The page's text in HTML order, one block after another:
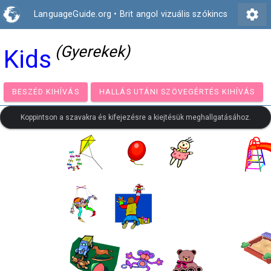
LanguageGuide.org • Brit angol vizuális szókincs settings
Kids (Gyerekek)
BESZÉD KIHÍVÁS HALLÁS UTÁNI SZÖVEGÉRTÉS
Koppintson a szavakra és kifejezésre a kiejtésük meghallgatásához.